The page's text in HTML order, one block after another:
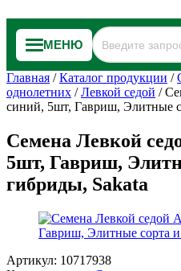
МЕНЮ
Главная /Каталог продукции /
однолетних /Левкой седой /
синий, 5шт, Гавриш, Элитные
Семена Левкой
5шт, Гавриш,
гибриды, Sakata
Артикул: 10717938